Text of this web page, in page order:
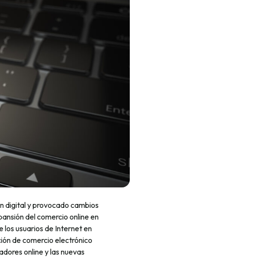
digital y provocado cambios
del comercio online en
los usuarios de Internet en
de comercio electrónico
online y las nuevas